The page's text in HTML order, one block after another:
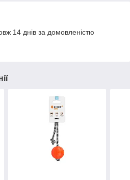
14 днів за домовленістю